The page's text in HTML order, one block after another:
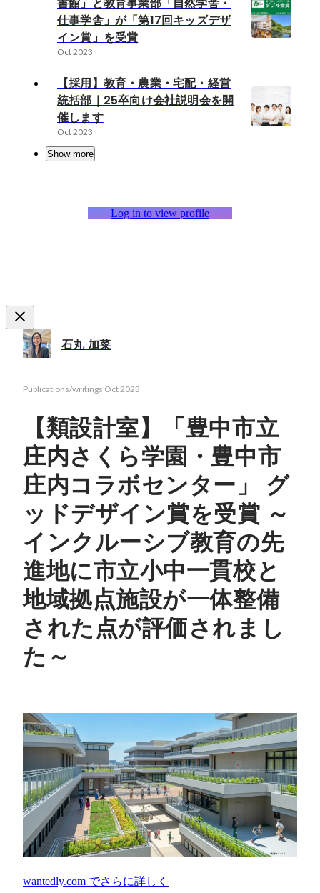
仕事学舎」が「第17回キッズデザ
イン賞」を受賞
Oct 2023
【採用】教育・農業・宅配・経営
統括部｜25卒向け会社説明会を開
催します
Oct 2023
Show more
Log in to view profile
石丸 加菜
Publications/writings Oct 2023
【類設計室】「豊中市立
庄内さくら学園・豊中市
庄内コラボセンター」 グ
ッドデザイン賞を受賞 ～
インクルーシブ教育の先
進地に市立小中一貫校と
地域拠点施設が一体整備
された点が評価されまし
た～
wantedly.com でさらに詳しく